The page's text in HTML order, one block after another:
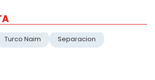
Turco Naim Separacion